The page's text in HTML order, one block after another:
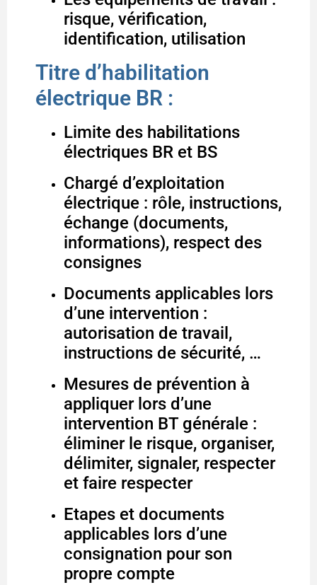
risque, vérification,
identification, utilisation
Titre d’habilitation
électrique BR :
Limite des habilitations
électriques BR et BS
Chargé d’exploitation
électrique : rôle, instructions,
échange (documents,
informations), respect des
consignes
Documents applicables lors
d’une intervention :
autorisation de travail,
instructions de sécurité, …
Mesures de prévention à
appliquer lors d’une
intervention BT générale :
éliminer le risque, organiser,
délimiter, signaler, respecter
et faire respecter
Etapes et documents
applicables lors d’une
consignation pour son
propre compte